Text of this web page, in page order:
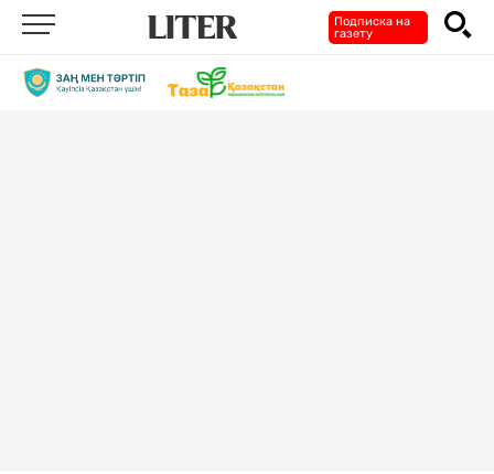
Подписка на
газету